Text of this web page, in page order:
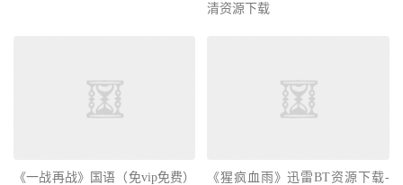
清资源下载
《一战再战》国语（免vip免费）
《猩疯血雨》迅雷BT资源下载-